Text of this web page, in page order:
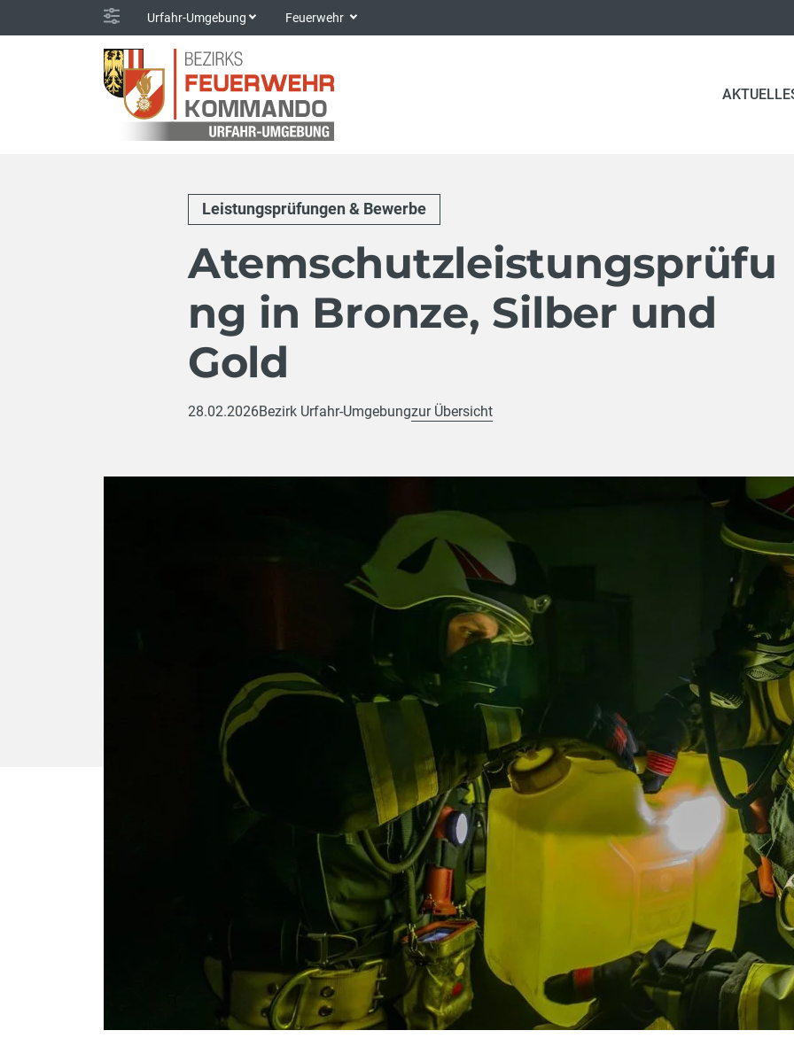
Urfahr-Umgebung Feuerwehr
Leistungsprüfungen & Bewerbe
Atemschutzleistungsprüfu
ng in Bronze, Silber und
Gold
28.02.2026Bezirk Urfahr-Umgebungzur Übersicht